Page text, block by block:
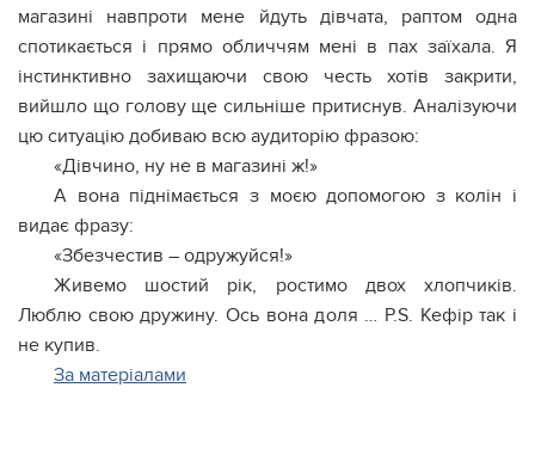
магазині навпроти мене йдуть дівчата, раптом одна
спотикається і прямо обличчям мені в пах заїхала. Я
інстинктивно захищаючи свою честь хотів закрити,
вийшло що голову ще сильніше притиснув. Аналізуючи
цю ситуацію добиваю всю аудиторію фразою:
«Дівчино, ну не в магазині ж!»
А вона піднімається з моєю допомогою з колін і
видає фразу:
«Збезчестив – одружуйся!»
Живемо шостий рік, ростимо двох хлопчиків.
Люблю свою дружину. Ось вона доля … P.S. Кефір так і
не купив.
За матеріалами